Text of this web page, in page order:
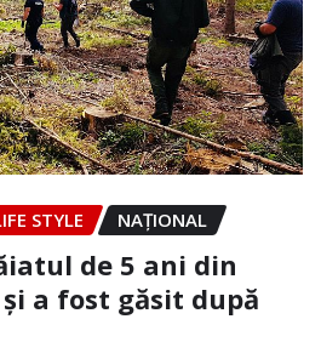
STYLE NAŢIONAL
de 5 ani din
a fost găsit după